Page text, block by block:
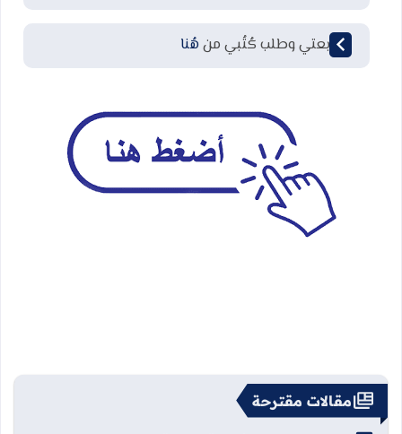
لمتابعتي وطلب كُتُبي من هُنا
مقالات مقترحة